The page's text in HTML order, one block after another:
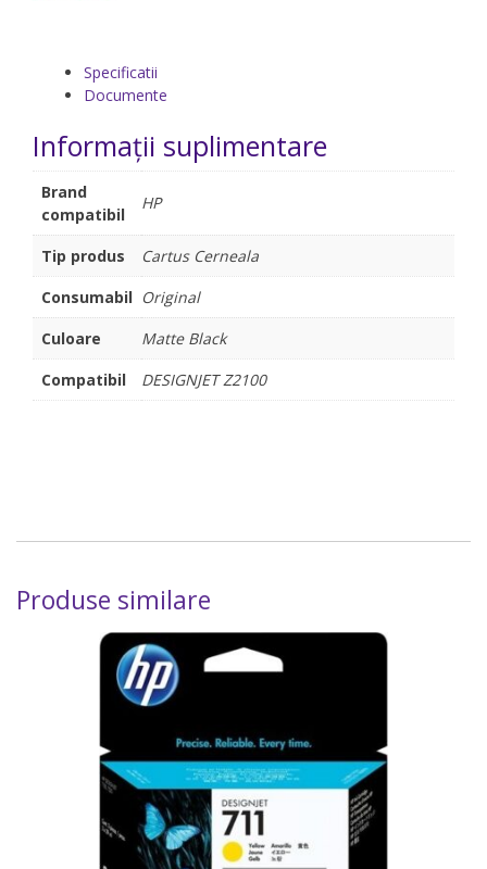
Specificatii
Documente
Informații suplimentare
Brand
compatibil
HP
Tip produs
Cartus Cerneala
Consumabil Original
Culoare
Matte Black
Compatibil
DESIGNJET Z2100
Produse similare